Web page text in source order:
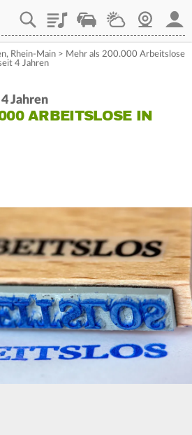
PlaylistStaupilotWetterWebcam
, Rhein-Main > Mehr als 200.000 Arbeitslose
4 Jahren
Jahren
ARBEITSLOSE IN